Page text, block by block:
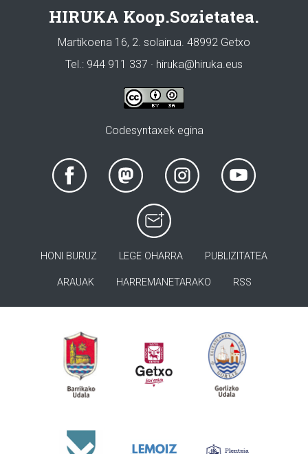
HIRUKA Koop.Sozietatea.
Martikoena 16, 2. solairua. 48992 Getxo
Tel.: 944 911 337 · hiruka@hiruka.eus
Codesyntaxek egina
HONI BURUZ LEGE OHARRA PUBLIZITATEA
ARAUAK HARREMANETARAKO RSS